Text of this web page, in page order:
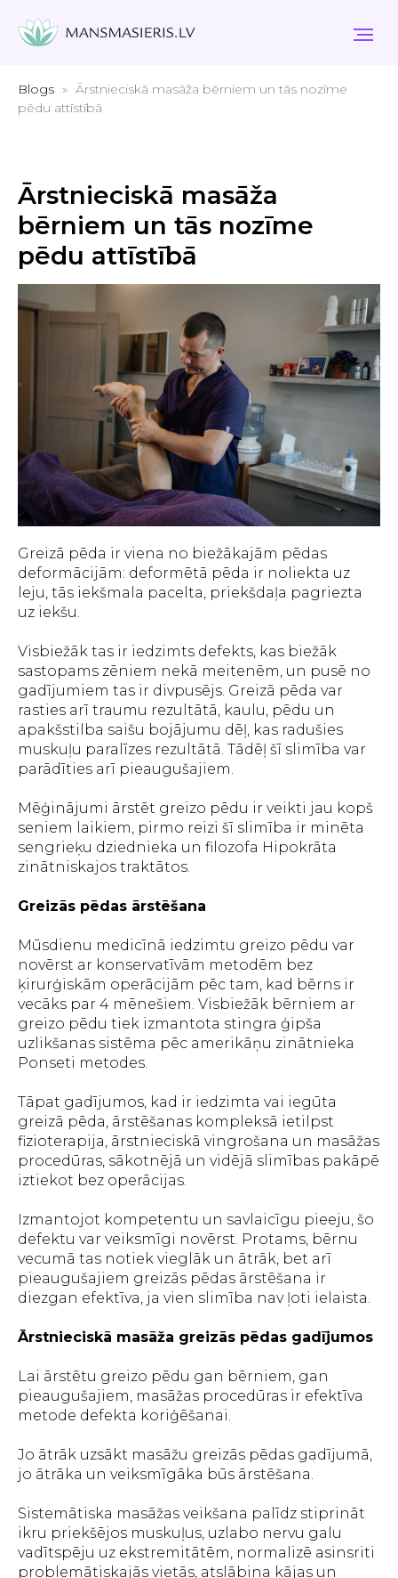
Blogs
Ārstnieciskā masāža bērniem un tās nozīme
pēdu attīstībā
Ārstnieciskā masāža
bērniem un tās nozīme
pēdu attīstībā
Greizā pēda ir viena no biežākajām pēdas
deformācijām: deformētā pēda ir noliekta uz
leju, tās iekšmala pacelta, priekšdaļa pagriezta
uz iekšu.
Visbiežāk tas ir iedzimts defekts, kas biežāk
sastopams zēniem nekā meitenēm, un pusē no
gadījumiem tas ir divpusējs. Greizā pēda var
rasties arī traumu rezultātā, kaulu, pēdu un
apakšstilba saišu bojājumu dēļ, kas radušies
muskuļu paralīzes rezultātā. Tādēļ šī slimība var
parādīties arī pieaugušajiem.
Mēģinājumi ārstēt greizo pēdu ir veikti jau kopš
seniem laikiem, pirmo reizi šī slimība ir minēta
sengrieķu dziednieka un filozofa Hipokrāta
zinātniskajos traktātos.
Greizās pēdas ārstēšana
Mūsdienu medicīnā iedzimtu greizo pēdu var
novērst ar konservatīvām metodēm bez
ķirurģiskām operācijām pēc tam, kad bērns ir
vecāks par 4 mēnešiem. Visbiežāk bērniem ar
greizo pēdu tiek izmantota stingra ģipša
uzlikšanas sistēma pēc amerikāņu zinātnieka
Ponseti metodes.
Tāpat gadījumos, kad ir iedzimta vai iegūta
greizā pēda, ārstēšanas kompleksā ietilpst
fizioterapija, ārstnieciskā vingrošana un masāžas
procedūras, sākotnējā un vidējā slimības pakāpē
iztiekot bez operācijas.
Izmantojot kompetentu un savlaicīgu pieeju, šo
defektu var veiksmīgi novērst. Protams, bērnu
vecumā tas notiek vieglāk un ātrāk, bet arī
pieaugušajiem greizās pēdas ārstēšana ir
diezgan efektīva, ja vien slimība nav ļoti ielaista.
Ārstnieciskā masāža greizās pēdas gadījumos
Lai ārstētu greizo pēdu gan bērniem, gan
pieaugušajiem, masāžas procedūras ir efektīva
metode defekta koriģēšanai.
Jo ātrāk uzsākt masāžu greizās pēdas gadījumā,
jo ​​ātrāka un veiksmīgāka būs ārstēšana.
Sistemātiska masāžas veikšana palīdz stiprināt
ikru priekšējos muskuļus, uzlabo nervu galu
vadītspēju uz ekstremitātēm, normalizē asinsriti
problemātiskajās vietās, atslābina kājas un